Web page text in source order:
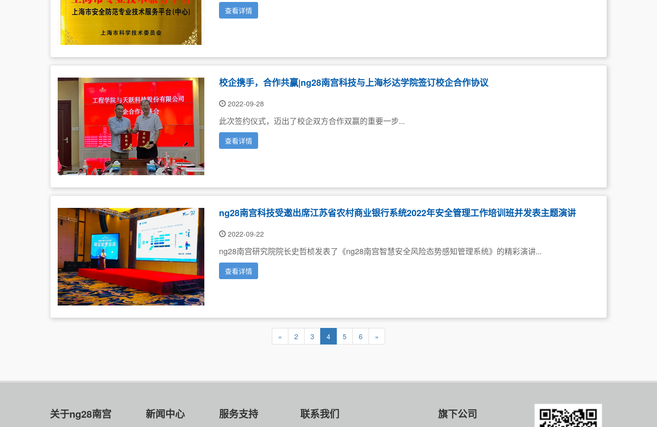
查看详情
校企携手，合作共赢|ng28南宫科技与上海杉达学院签订校企合作协议
2022-09-28
此次签约仪式，迈出了校企双方合作双赢的重要一步...
查看详情
ng28南宫科技受邀出席江苏省农村商业银行系统2022年安全管理工作培训班并发表主题演讲
2022-09-22
ng28南宫研究院院长史哲桢发表了《ng28南宫智慧安全风险态势感知管理系统》的精彩演讲...
查看详情
« 2 3 4 5 6 »
关于ng28南宫 新闻中心 服务支持 联系我们 旗下公司